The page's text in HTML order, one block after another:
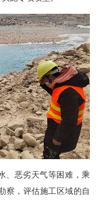
、恶劣天气等困难，乘
察，评估施工区域的自